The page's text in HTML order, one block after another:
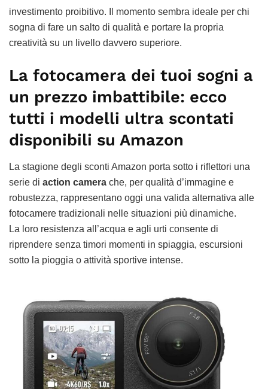
investimento proibitivo. Il momento sembra ideale per chi
sogna di fare un salto di qualità e portare la propria
creatività su un livello davvero superiore.
La fotocamera dei tuoi sogni a
un prezzo imbattibile: ecco
tutti i modelli ultra scontati
disponibili su Amazon
La stagione degli sconti Amazon porta sotto i riflettori una
serie di action camera che, per qualità d’immagine e
robustezza, rappresentano oggi una valida alternativa alle
fotocamere tradizionali nelle situazioni più dinamiche.
La loro resistenza all’acqua e agli urti consente di
riprendere senza timori momenti in spiaggia, escursioni
sotto la pioggia o attività sportive intense.